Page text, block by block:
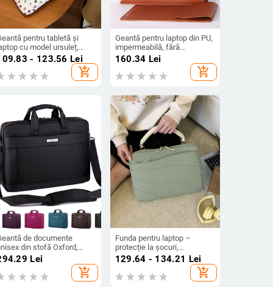
pentru tabletă și
cu model ursuleț,
nylon, căptușală din
rezistentă la apă,
ușoară, unisex
- 123.56 Lei
add_shopping_cart
Geantă pentru laptop din PU,
impermeabilă, fără
căptușeală, 697 g
160.34 Lei
add_shopping_cart
de documente
din stofă Oxford,
cu
compartiment pentru laptop
interior cu multiple
Lei
add_shopping_cart
Funda pentru laptop –
protecție la șocuri,
impermeabilă, rezistentă la
uzură, pliabilă; material
exterior din poliester.
129.64 - 134.21 Lei
add_shopping_cart